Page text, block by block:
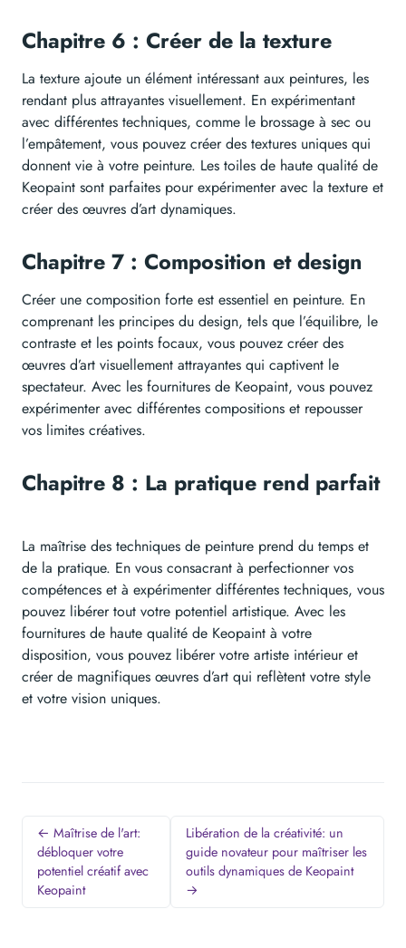
Chapitre 6 : Créer de la texture
La texture ajoute un élément intéressant aux peintures, les
rendant plus attrayantes visuellement. En expérimentant
avec différentes techniques, comme le brossage à sec ou
l’empâtement, vous pouvez créer des textures uniques qui
donnent vie à votre peinture. Les toiles de haute qualité de
Keopaint sont parfaites pour expérimenter avec la texture et
créer des œuvres d’art dynamiques.
Chapitre 7 : Composition et design
Créer une composition forte est essentiel en peinture. En
comprenant les principes du design, tels que l’équilibre, le
contraste et les points focaux, vous pouvez créer des
œuvres d’art visuellement attrayantes qui captivent le
spectateur. Avec les fournitures de Keopaint, vous pouvez
expérimenter avec différentes compositions et repousser
vos limites créatives.
Chapitre 8 : La pratique rend parfait
La maîtrise des techniques de peinture prend du temps et
de la pratique. En vous consacrant à perfectionner vos
compétences et à expérimenter différentes techniques, vous
pouvez libérer tout votre potentiel artistique. Avec les
fournitures de haute qualité de Keopaint à votre
disposition, vous pouvez libérer votre artiste intérieur et
créer de magnifiques œuvres d’art qui reflètent votre style
et votre vision uniques.
← Maîtrise de l'art:
débloquer votre
potentiel créatif avec
Keopaint
Libération de la créativité: un
guide novateur pour maîtriser les
outils dynamiques de Keopaint
→